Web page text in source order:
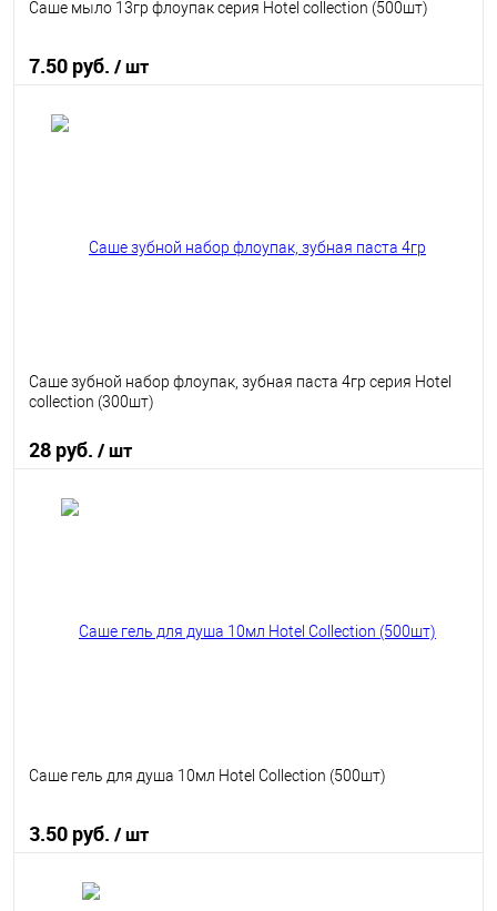
Саше мыло 13гр флоупак серия Hotel collection (500шт)
7.50 руб. / шт
Саше зубной набор флоупак, зубная паста 4гр серия Hotel
collection (300шт)
28 руб. / шт
Саше гель для душа 10мл Hotel Collection (500шт)
3.50 руб. / шт